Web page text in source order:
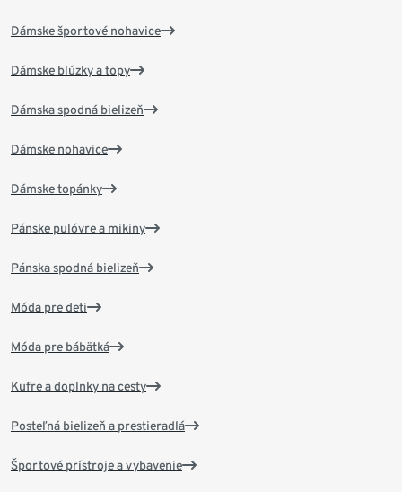
Dámske športové nohavice
Dámske blúzky a topy
Dámska spodná bielizeň
Dámske nohavice
Dámske topánky
Pánske pulóvre a mikiny
Pánska spodná bielizeň
Móda pre deti
Móda pre bábätká
Kufre a doplnky na cesty
Posteľná bielizeň a prestieradlá
Športové prístroje a vybavenie